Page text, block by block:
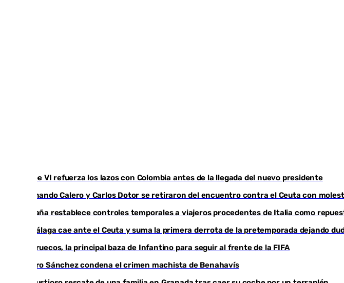
Felipe VI refuerza los lazos con Colombia antes de la llegada del nuevo presidente
Fernando Calero y Carlos Dotor se retiraron del encuentro contra el Ceuta con
España restablece controles temporales a viajeros procedentes de Italia como
El Málaga cae ante el Ceuta y suma la primera derrota de la pretemporada dejando
Marruecos, la principal baza de Infantino para seguir al frente de la FIFA
Pedro Sánchez condena el crimen machista de Benahavís